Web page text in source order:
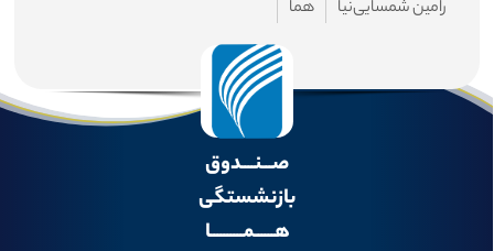
رامین شمسایی‌نیا
هما
صـــنــــدوق
بازنشستگی
هــــــمــــــــــا